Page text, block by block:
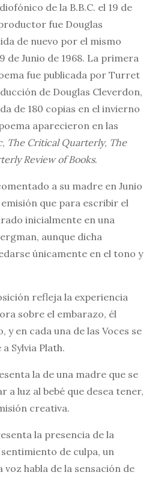
de la B.B.C. el 19 de
fue Douglas
de nuevo por el mismo
de Junio de 1968. La primera
fue publicada por Turret
de Douglas Cleverdon,
de 180 copias en el invierno
aparecieron en las
, The Critical Quarterly, The
Review of Books.
a su madre en Junio
que para escribir el
inicialmente en una
aunque dicha
únicamente en el tono y
refleja la experiencia
sobre el embarazo, él
y en cada una de las Voces se
Sylvia Plath.
la de una madre que se
a luz al bebé que desea tener,
creativa.
la presencia de la
de culpa, un
habla de la sensación de